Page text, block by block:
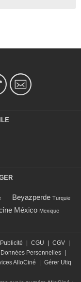
Beyazperde Turquie
México Mexique
Publicité | CGU | CGV |
Données Personnelles |
AlloCiné | Gérer Utiq